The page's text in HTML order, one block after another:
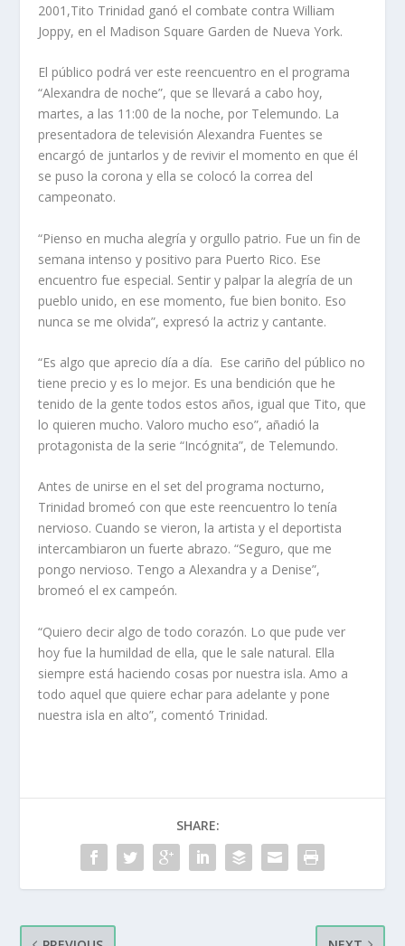
2001,Tito Trinidad ganó el combate contra William
Joppy, en el Madison Square Garden de Nueva York.
El público podrá ver este reencuentro en el programa
“Alexandra de noche”, que se llevará a cabo hoy,
martes, a las 11:00 de la noche, por Telemundo. La
presentadora de televisión Alexandra Fuentes se
encargó de juntarlos y de revivir el momento en que él
se puso la corona y ella se colocó la correa del
campeonato.
“Pienso en mucha alegría y orgullo patrio. Fue un fin de
semana intenso y positivo para Puerto Rico. Ese
encuentro fue especial. Sentir y palpar la alegría de un
pueblo unido, en ese momento, fue bien bonito. Eso
nunca se me olvida”, expresó la actriz y cantante.
“Es algo que aprecio día a día. Ese cariño del público no
tiene precio y es lo mejor. Es una bendición que he
tenido de la gente todos estos años, igual que Tito, que
lo quieren mucho. Valoro mucho eso”, añadió la
protagonista de la serie “Incógnita”, de Telemundo.
Antes de unirse en el set del programa nocturno,
Trinidad bromeó con que este reencuentro lo tenía
nervioso. Cuando se vieron, la artista y el deportista
intercambiaron un fuerte abrazo. “Seguro, que me
pongo nervioso. Tengo a Alexandra y a Denise”,
bromeó el ex campeón.
“Quiero decir algo de todo corazón. Lo que pude ver
hoy fue la humildad de ella, que le sale natural. Ella
siempre está haciendo cosas por nuestra isla. Amo a
todo aquel que quiere echar para adelante y pone
nuestra isla en alto”, comentó Trinidad.
SHARE: